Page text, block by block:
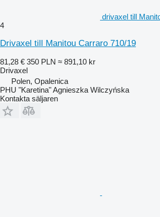
drivaxel till
4
Drivaxel till Manitou Carraro 710/19
81,28 € 350 PLN ≈ 891,10 kr
Drivaxel
Polen, Opalenica
PHU "Karetina" Agnieszka Wilczyńska
Kontakta säljaren